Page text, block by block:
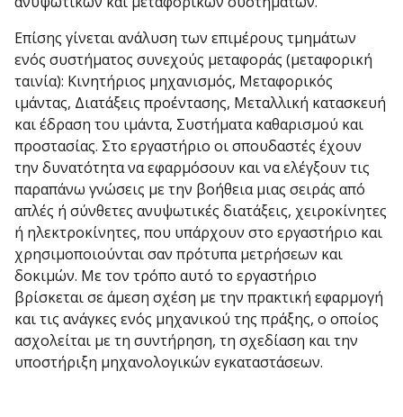
Επίσης γίνεται ανάλυση των επιμέρους τμημάτων
ενός συστήματος συνεχούς μεταφοράς (μεταφορική
ταινία): Κινητήριος μηχανισμός, Μεταφορικός
ιμάντας, Διατάξεις προέντασης, Μεταλλική κατασκευή
και έδραση του ιμάντα, Συστήματα καθαρισμού και
προστασίας. Στο εργαστήριο οι σπουδαστές έχουν
την δυνατότητα να εφαρμόσουν και να ελέγξουν τις
παραπάνω γνώσεις με την βοήθεια μιας σειράς από
απλές ή σύνθετες ανυψωτικές διατάξεις, χειροκίνητες
ή ηλεκτροκίνητες, που υπάρχουν στο εργαστήριο και
χρησιμοποιούνται σαν πρότυπα μετρήσεων και
δοκιμών. Με τον τρόπο αυτό το εργαστήριο
βρίσκεται σε άμεση σχέση με την πρακτική εφαρμογή
και τις ανάγκες ενός μηχανικού της πράξης, ο οποίος
ασχολείται με τη συντήρηση, τη σχεδίαση και την
υποστήριξη μηχανολογικών εγκαταστάσεων.